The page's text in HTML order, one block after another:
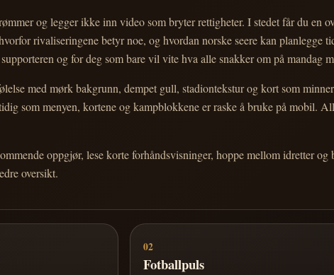
og legger ikke inn video som bryter rettigheter. I stedet får du en
rivaliseringene betyr noe, og hvordan norske seere kan planlegge
og for deg som bare vil vite hva alle snakker om på mandag
med mørk bakgrunn, dempet gull, stadiontekstur og kort som
som menyen, kortene og kampblokkene er raske å bruke på mobil.
oppgjør, lese korte forhåndsvisninger, hoppe mellom idretter
oversikt.
02
Fotballpuls